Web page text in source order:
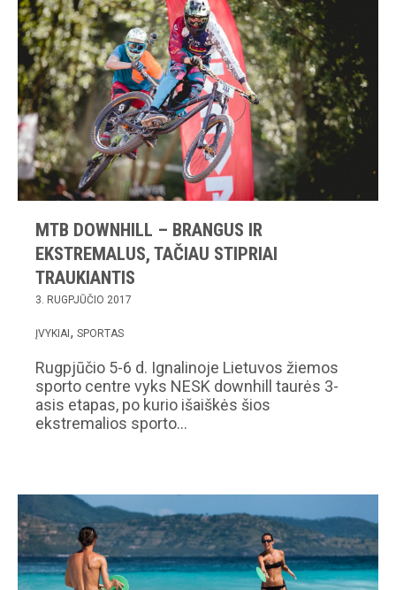
MTB DOWNHILL – BRANGUS IR
EKSTREMALUS, TAČIAU STIPRIAI
TRAUKIANTIS
3. RUGPJŪČIO 2017
ĮVYKIAI SPORTAS
Rugpjūčio 5-6 d. Ignalinoje Lietuvos žiemos
sporto centre vyks NESK downhill taurės 3-
asis etapas, po kurio išaiškės šios
ekstremalios sporto…